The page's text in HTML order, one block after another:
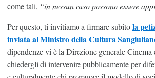
come tali, “in nessun caso possono essere
Per questo, ti invitiamo a firmare subitola
inviata al Ministro della Cultura
dipendenze vi è la Direzione generale Cinema
chiedergli di intervenire pubblicamente per